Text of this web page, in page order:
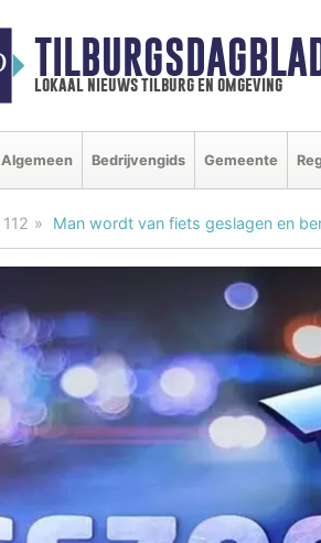
lokaal nieuws tilburg en omgeving
Algemeen Bedrijvengids Gemeente
112 Man wordt van fiets geslagen en